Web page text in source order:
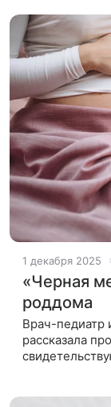
1 декабря 2025
«Черная
роддома
Врач-педиатр
рассказала